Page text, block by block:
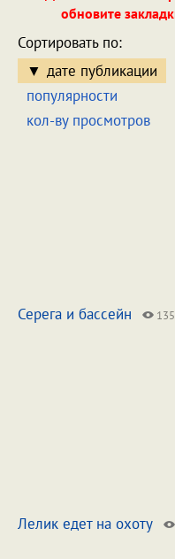
обновите
Сортировать по:
дате публикации
популярности
кол-ву просмотров
Серега и бассейн
Лелик едет на охоту